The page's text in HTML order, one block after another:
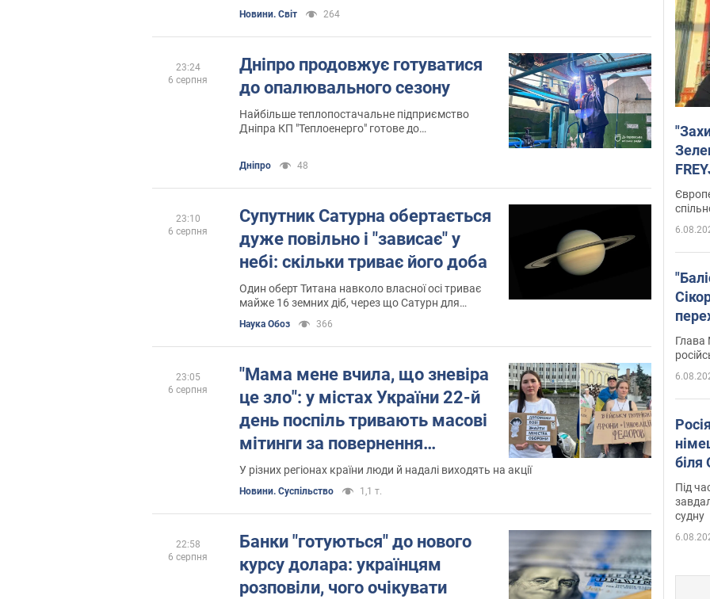
Новини. Світ 264
Дніпро продовжує готуватися
до опалювального сезону
Найбільше теплопостачальне підприємство
Дніпра КП "Теплоенерго" готове до
Дніпро 48
23:24
6 серпня
Супутник Сатурна обертається
дуже повільно і "зависає" у
небі: скільки триває його доба
Один оберт Титана навколо власної осі триває
майже 16 земних діб, через що Сатурн для
частини його поверхні ніколи не заходить за
горизонт
Наука Обоз 366
23:10
6 серпня
"Мама мене вчила, що зневіра
це зло": у містах України 22-й
день поспіль тривають масові
мітинги за повернення
Федорова. Фото і відео
У різних регіонах країни люди й надалі виходять на акції
Новини. Суспільство 1,1 т.
23:05
6 серпня
Банки "готуються" до нового
курсу долара: українцям
розповіли, чого очікувати
22:58
6 серпня
Глава
біля
Під
судну